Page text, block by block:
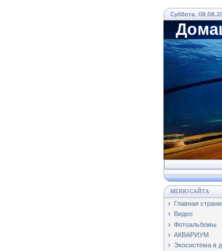
Суббота,
МЕНЮ САЙТА
Главная
Видео
Фотоальбомы
АКВАРИУМ
Экосистема в